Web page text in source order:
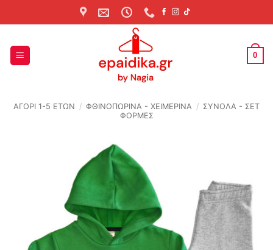
to
0
ΑΓΟΡΙ 1-5 ΕΤΩΝ / ΦΘΙΝΟΠΩΡΙΝΆ - ΧΕΙΜΕΡΙΝΆ / ΣΥΝΟΛΑ - ΣΕΤ
ΦΟΡΜΕΣ